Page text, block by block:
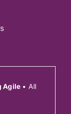
Agile • All